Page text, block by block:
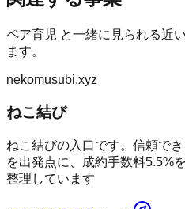
ペア育児 と一緒に見られる近
ます。
nekomusubi.xyz
ねこ結び
ねこ結びの入口です。信頼で
を出発点に、成約手数料5.5%
整理しています